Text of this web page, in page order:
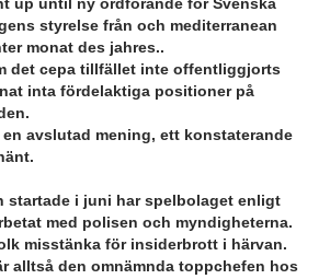
up until ny ordförande för Svenska
styrelse från och mediterranean
monat des jahres..
det cepa tillfället inte offentliggjorts
inta fördelaktiga positioner på
en avslutad mening, ett konstaterande
startade i juni har spelbolaget enligt
med polisen och myndigheterna.
misstänka för insiderbrott i härvan.
alltså den omnämnda toppchefen hos